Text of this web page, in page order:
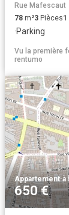
Rue Mafescaut
78 m²3 Pièces1
·Parking
Vu la première
rentumo
Appartement·à
650 €